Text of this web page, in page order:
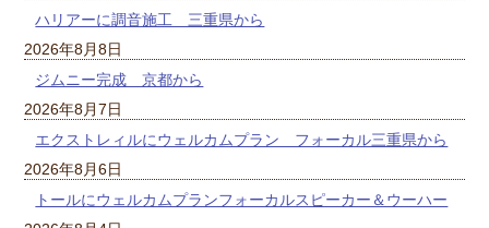
ハリアーに調音施工 三重県から
2026年8月8日
ジムニー完成 京都から
2026年8月7日
エクストレィルにウェルカムプラン フォーカル三重県から
2026年8月6日
トールにウェルカムプランフォーカルスピーカー＆ウーハー